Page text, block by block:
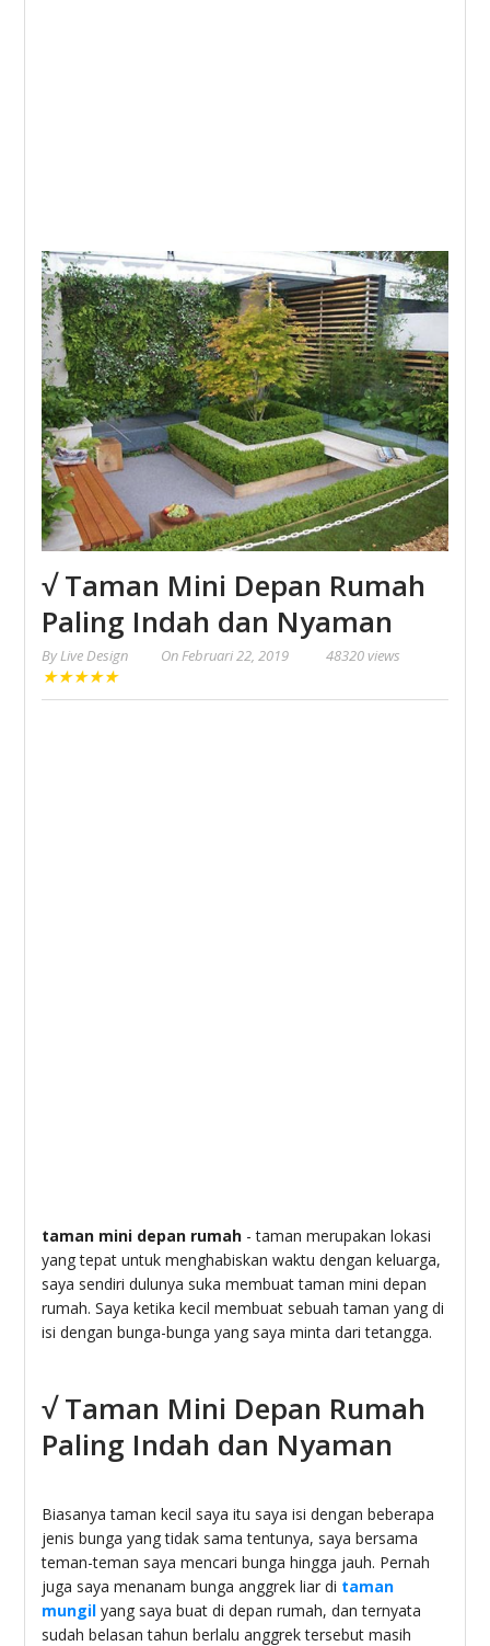
√ Taman Mini Depan Rumah
Paling Indah dan Nyaman
ByLive Design OnFebruari 22, 2019 48320 views
★★★★★
taman mini depan rumah - taman merupakan lokasi
yang tepat untuk menghabiskan waktu dengan keluarga,
saya sendiri dulunya suka membuat taman mini depan
rumah. Saya ketika kecil membuat sebuah taman yang di
isi dengan bunga-bunga yang saya minta dari tetangga.
√ Taman Mini Depan Rumah
Paling Indah dan Nyaman
Biasanya taman kecil saya itu saya isi dengan beberapa
jenis bunga yang tidak sama tentunya, saya bersama
teman-teman saya mencari bunga hingga jauh. Pernah
juga saya menanam bunga anggrek liar di taman
mungil yang saya buat di depan rumah, dan ternyata
sudah belasan tahun berlalu anggrek tersebut masih